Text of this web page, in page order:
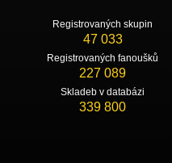
Registrovaných skupin
47 033
Registrovaných fanoušků
227 089
Skladeb v databázi
339 800